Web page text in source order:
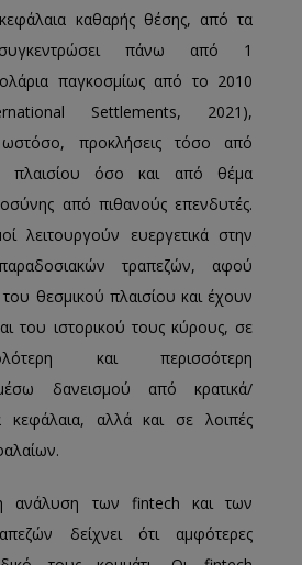
καθαρής θέσης, από τα
πάνω από 1
παγκοσμίως από το 2010
Settlements, 2021),
ωστόσο, προκλήσεις τόσο από
πλαισίου όσο και από θέμα
από πιθανούς επενδυτές.
λειτουργούν ευεργετικά στην
τραπεζών, αφού
θεσμικού πλαισίου και έχουν
του ιστορικού τους κύρους, σε
και περισσότερη
δανεισμού από κρατικά/
κεφάλαια, αλλά και σε λοιπές
η ανάλυση των fintech και των
δείχνει ότι αμφότερες